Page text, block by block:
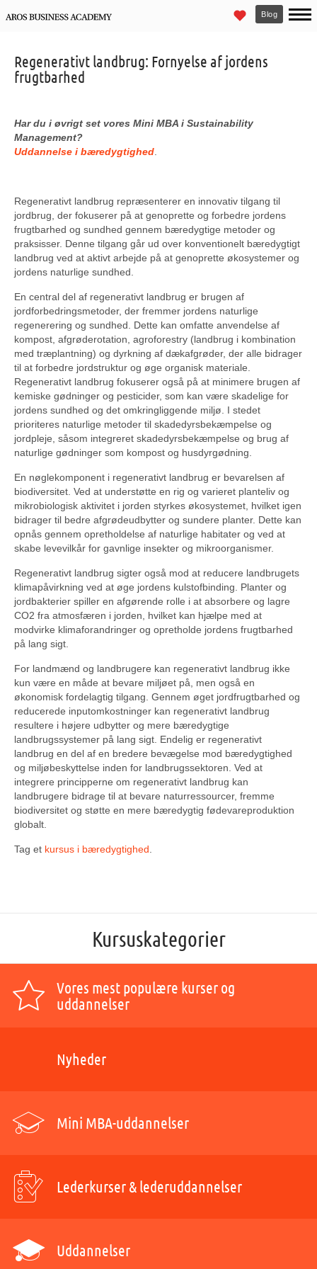
Blog
Regenerativt landbrug: Fornyelse af jordens
frugtbarhed
Har du i øvrigt set vores Mini MBA i Sustainability
Management?
Uddannelse i bæredygtighed
Regenerativt landbrug repræsenterer en innovativ tilgang til
jordbrug, der fokuserer på at genoprette og forbedre jordens
frugtbarhed og sundhed gennem bæredygtige metoder og
praksisser. Denne tilgang går ud over konventionelt bæredygtigt
landbrug ved at aktivt arbejde på at genoprette økosystemer og
jordens naturlige sundhed.
En central del af regenerativt landbrug er brugen af ​​
jordforbedringsmetoder, der fremmer jordens naturlige
regenerering og sundhed. Dette kan omfatte anvendelse af
kompost, afgrøderotation, agroforestry (landbrug i kombination
med træplantning) og dyrkning af dækafgrøder, der alle bidrager
til at forbedre jordstruktur og øge organisk materiale.
Regenerativt landbrug fokuserer også på at minimere brugen af ​​
kemiske gødninger og pesticider, som kan være skadelige for
jordens sundhed og det omkringliggende miljø. I stedet
prioriteres naturlige metoder til skadedyrsbekæmpelse og
jordpleje, såsom integreret skadedyrsbekæmpelse og brug af
naturlige gødninger som kompost og husdyrgødning.
En nøglekomponent i regenerativt landbrug er bevarelsen af ​​
biodiversitet. Ved at understøtte en rig og varieret planteliv og
mikrobiologisk aktivitet i jorden styrkes økosystemet, hvilket igen
bidrager til bedre afgrødeudbytter og sundere planter. Dette kan
opnås gennem opretholdelse af naturlige habitater og ved at
skabe levevilkår for gavnlige insekter og mikroorganismer.
Regenerativt landbrug sigter også mod at reducere landbrugets
klimapåvirkning ved at øge jordens kulstofbinding. Planter og
jordbakterier spiller en afgørende rolle i at absorbere og lagre
CO2 fra atmosfæren i jorden, hvilket kan hjælpe med at
modvirke klimaforandringer og opretholde jordens frugtbarhed
på lang sigt.
For landmænd og landbrugere kan regenerativt landbrug ikke
kun være en måde at bevare miljøet på, men også en
økonomisk fordelagtig tilgang. Gennem øget jordfrugtbarhed og
reducerede inputomkostninger kan regenerativt landbrug
resultere i højere udbytter og mere bæredygtige
landbrugssystemer på lang sigt. Endelig er regenerativt
landbrug en del af en bredere bevægelse mod bæredygtighed
og miljøbeskyttelse inden for landbrugssektoren. Ved at
integrere principperne om regenerativt landbrug kan
landbrugere bidrage til at bevare naturressourcer, fremme
biodiversitet og støtte en mere bæredygtig fødevareproduktion
globalt.
Tag et kursus i bæredygtighed
Kursuskategorier
Vores mest populære kurser og
uddannelser
Nyheder
Mini MBA-uddannelser
Lederkurser & lederuddannelser
Uddannelser